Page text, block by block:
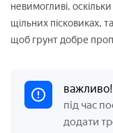
невимогливі,
щільних пісковиках,
щоб грунт добре
важливо!
під час
додати